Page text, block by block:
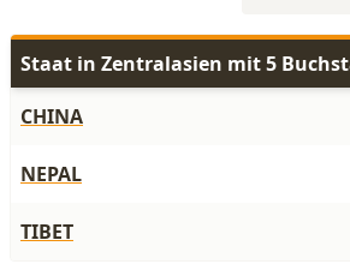
Staat in Zentralasien mit 5
CHINA
NEPAL
TIBET